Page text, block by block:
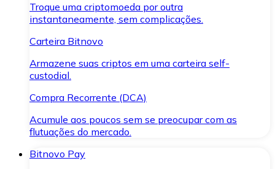
Troque uma criptomoeda por outra
instantaneamente, sem complicações.
Carteira Bitnovo
Armazene suas criptos em uma carteira self-
custodial.
Compra Recorrente (DCA)
Acumule aos poucos sem se preocupar com as
flutuações do mercado.
Bitnovo Pay